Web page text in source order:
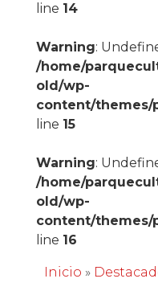
line 14
Warning:
/home/
old/wp-
content/themes/
line 15
Warning:
/home/
old/wp-
content/themes/
line 16
Inicio »